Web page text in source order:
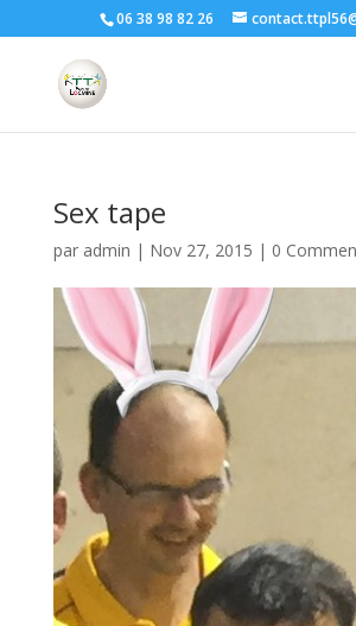
06 38 98 82 26
Sex tape
par admin | Nov 27, 2015 | 0